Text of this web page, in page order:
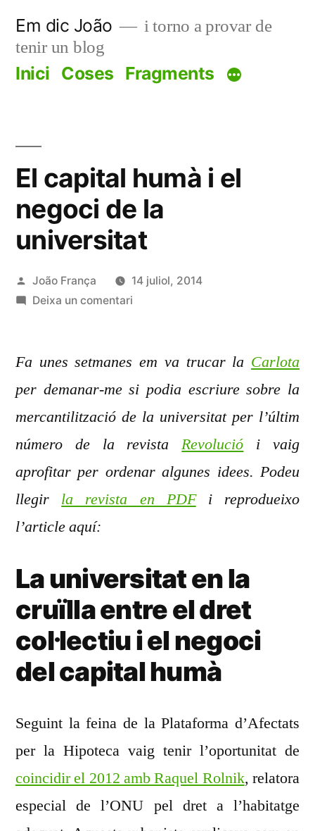
contingut
Em dic João
i torno a provar de
tenir un blog
Inici Coses Fragments
El capital humà i el
negoci de la
universitat
Publicat
per
João França
14 juliol, 2014
Deixa un comentaria
humà
el
negoci
universitat
Fa unes setmanes em va trucar la Carlota
per demanar-me si podia escriure sobre la
mercantilització de la universitat per l’últim
número de la revistaRevolució i vaig
aprofitar per ordenar algunes idees. Podeu
llegir la revista en PDFi reprodueixo
l’article aquí:
La universitat en la
cruïlla entre el dret
col·lectiu i el negoci
del capital humà
Seguint la feina de la Plataforma d’Afectats
per la Hipoteca vaig tenir l’oportunitat de
coincidir el 2012 amb Raquel Rolnik, relatora
especial de l’ONU pel dret a l’habitatge